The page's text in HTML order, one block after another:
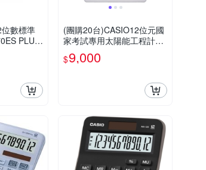
PLUS-
(團購20台)CASIO12位元國
家考試專用太陽能工程計算
機-FX-82SOLARII
$9,000